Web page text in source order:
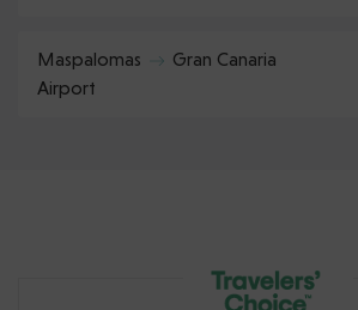
Maspalomas
Gran Canaria
Airport